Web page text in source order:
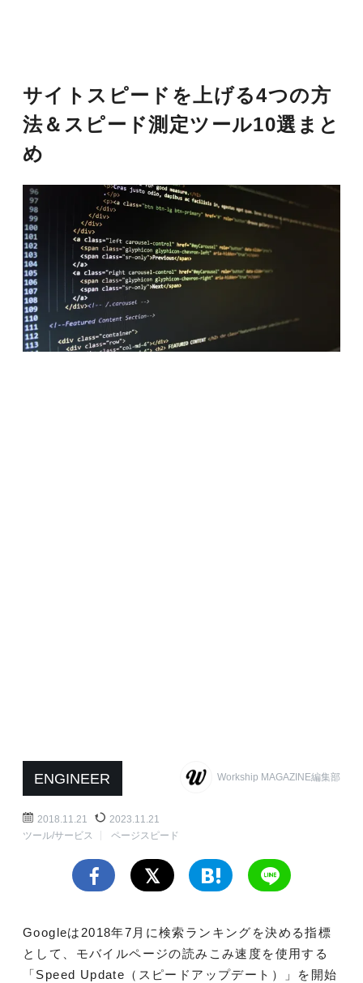
サイトスピードを上げる4つの方
法＆スピード測定ツール10選まと
め
ENGINEER Workship MAGAZINE編集部
2018.11.21
2023.11.21
ツール/サービス
ページスピード
Googleは2018年7月に検索ランキングを決める指標
として、モバイルページの読みこみ速度を使用する
「Speed Update（スピードアップデート）」を開始